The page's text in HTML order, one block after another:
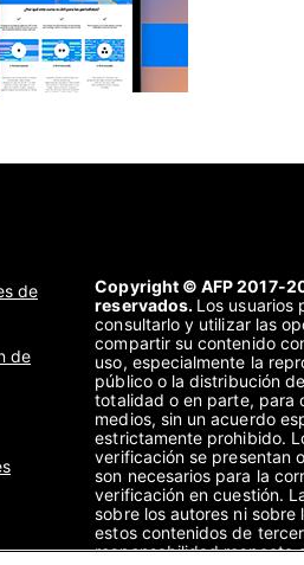
de
de
Copyright © AFP 2017-
reservados. Los usuarios
consultarlo y utilizar las
compartir su contenido
uso, especialmente la
público o la distribución
totalidad o en parte, para
medios, sin un acuerdo
estrictamente prohibido.
verificación se presentan
son necesarios para la
verificación en cuestión.
sobre los autores ni
estos contenidos de
responsabilidad respecto